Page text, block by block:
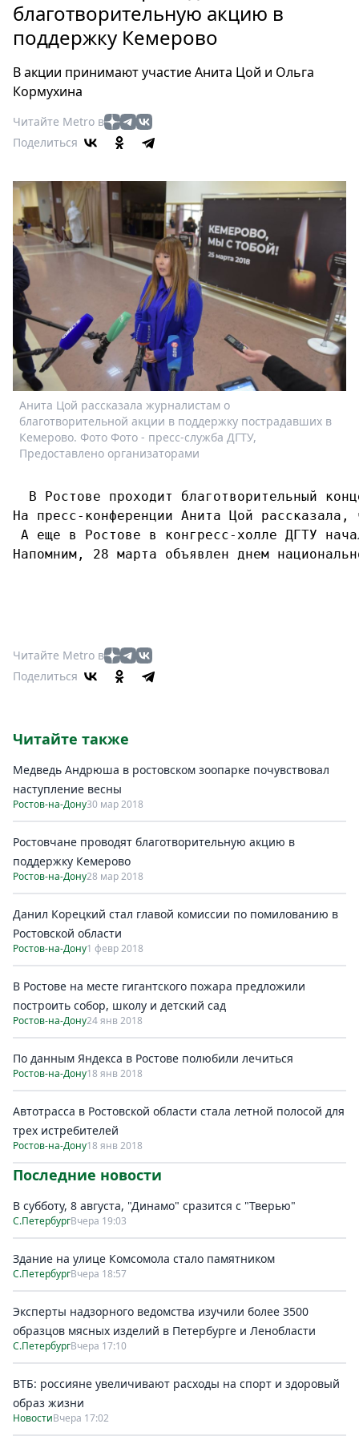
Россия
Мир
Здоровье
Еда
Туризм
Мода
Кино
Афиша
Книги
Выставки
Пресс-
О
Metro
Стримы
Спецпроекты
Звезды
Выборы
2026
Скачай
благотворительную акцию в
поддержку Кемерово
В акции принимают участие Анита Цой и Ольга
Кормухина
Читайте Metro в
Поделиться
Анита Цой рассказала журналистам о
благотворительной акции в поддержку пострадавших в
Кемерово. Фото Фото - пресс-служба ДГТУ,
Предоставлено организаторами
В Ростове проходит благотворительный
На пресс-конференции Анита Цой
А еще в Ростове в конгресс-холле ДГТУ
Читайте Metro в
Поделиться
Читайте также
Медведь Андрюша в ростовском зоопарке почувствовал
наступление весны
Ростов-на-Дону30 мар 2018
Ростовчане проводят благотворительную акцию в
поддержку Кемерово
Ростов-на-Дону28 мар 2018
Данил Корецкий стал главой комиссии по помилованию в
Ростовской области
Ростов-на-Дону1 февр 2018
В Ростове на месте гигантского пожара предложили
построить собор, школу и детский сад
Ростов-на-Дону24 янв 2018
По данным Яндекса в Ростове полюбили лечиться
Ростов-на-Дону18 янв 2018
Автотрасса в Ростовской области стала летной полосой для
трех истребителей
Ростов-на-Дону18 янв 2018
Последние новости
В субботу, 8 августа, "Динамо" сразится с "Тверью"
С.ПетербургВчера 19:03
Здание на улице Комсомола стало памятником
С.ПетербургВчера 18:57
Эксперты надзорного ведомства изучили более 3500
образцов мясных изделий в Петербурге и Ленобласти
С.ПетербургВчера 17:10
ВТБ: россияне увеличивают расходы на спорт и здоровый
образ жизни
НовостиВчера 17:02